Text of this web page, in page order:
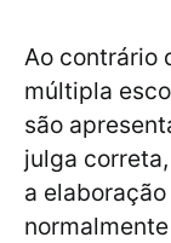
Ao contrário
múltipla
são
julga
a